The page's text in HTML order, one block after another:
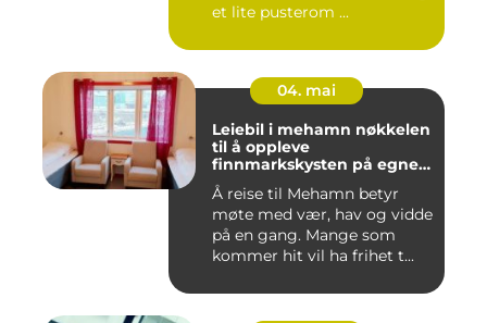
et lite pusterom ...
04. mai
Leiebil i mehamn nøkkelen
til å oppleve
finnmarkskysten på egne
premisser
Å reise til Mehamn betyr
møte med vær, hav og vidde
på en gang. Mange som
kommer hit vil ha frihet t...